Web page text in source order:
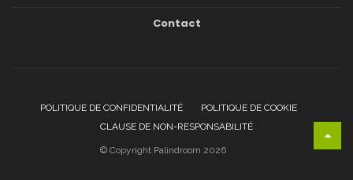
Contact
POLITIQUE DE CONFIDENTIALITÉ
POLITIQUE DE COOKIE
CLAUSE DE NON-RESPONSABILITÉ
© Copyright Palindroom 2026